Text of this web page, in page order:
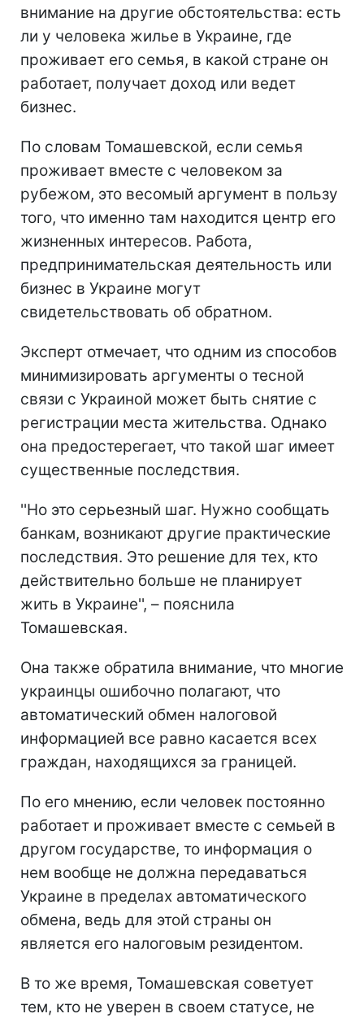
внимание на другие обстоятельства: есть
ли у человека жилье в Украине, где
проживает его семья, в какой стране он
работает, получает доход или ведет
бизнес.
По словам Томашевской, если семья
проживает вместе с человеком за
рубежом, это весомый аргумент в пользу
того, что именно там находится центр его
жизненных интересов. Работа,
предпринимательская деятельность или
бизнес в Украине могут
свидетельствовать об обратном.
Эксперт отмечает, что одним из способов
минимизировать аргументы о тесной
связи с Украиной может быть снятие с
регистрации места жительства. Однако
она предостерегает, что такой шаг имеет
существенные последствия.
''Но это серьезный шаг. Нужно сообщать
банкам, возникают другие практические
последствия. Это решение для тех, кто
действительно больше не планирует
жить в Украине'', – пояснила
Томашевская.
Она также обратила внимание, что многие
украинцы ошибочно полагают, что
автоматический обмен налоговой
информацией все равно касается всех
граждан, находящихся за границей.
По его мнению, если человек постоянно
работает и проживает вместе с семьей в
другом государстве, то информация о
нем вообще не должна передаваться
Украине в пределах автоматического
обмена, ведь для этой страны он
является его налоговым резидентом.
В то же время, Томашевская советует
тем, кто не уверен в своем статусе, не